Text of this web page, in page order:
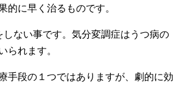
的に早く治るものです。
ない事です。気分変調症はうつ病の
られます。
手段の１つではありますが、劇的に効